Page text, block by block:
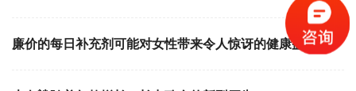
廉价的每日补充剂可能对女性带来令人惊讶的健康益处